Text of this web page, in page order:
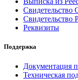
Свидетельство
Реквизиты
Поддержка
Документация
Техническая